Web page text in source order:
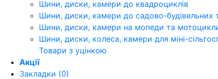
Шини, диски, камери до квадроциклів
Шини, диски, камери до садово-будівельних
Шини, диски, камери на мопеди та
Шини, диски, колеса, камери для міні-
Товари з уцінкою
Акції
Закладки (0)